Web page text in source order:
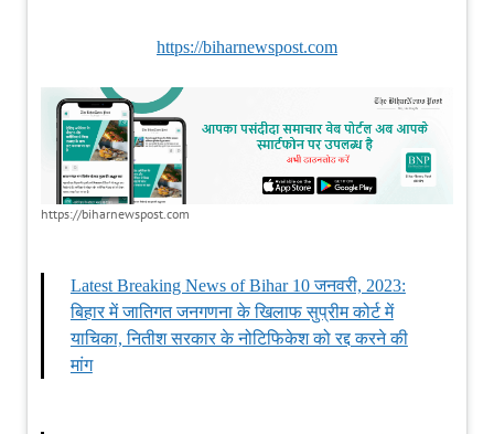
https://biharnewspost.com
https://biharnewspost.com
Latest Breaking News of Bihar 10 जनवरी, 2023:
बिहार में जातिगत जनगणना के खिलाफ सुप्रीम कोर्ट में
याचिका, नितीश सरकार के नोटिफिकेश को रद्द करने की
मांग